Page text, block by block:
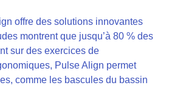
offre des solutions innovantes
montrent que jusqu’à 80 % des
sur des exercices de
Pulse Align permet
comme les bascules du bassin